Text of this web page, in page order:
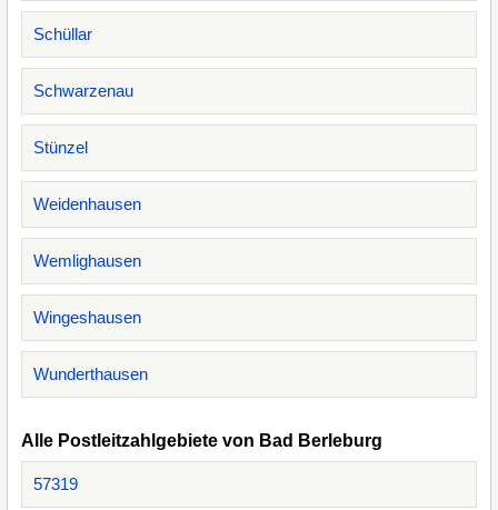
Schüllar
Schwarzenau
Stünzel
Weidenhausen
Wemlighausen
Wingeshausen
Wunderthausen
Alle Postleitzahlgebiete von Bad Berleburg
57319